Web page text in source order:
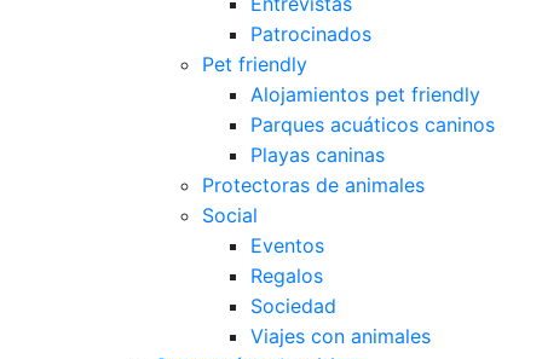
Patrocinados
Pet friendly
Alojamientos pet friendly
Parques acuáticos caninos
Playas caninas
Protectoras de animales
Social
Eventos
Regalos
Sociedad
Viajes con animales